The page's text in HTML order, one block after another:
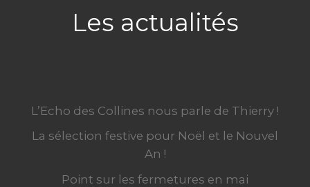
Les actualités
L’Echo des Collines nous parle de Thierry !
La sélection festive pour Noël et le Nouvel
An !
Point sur les fermetures en mai